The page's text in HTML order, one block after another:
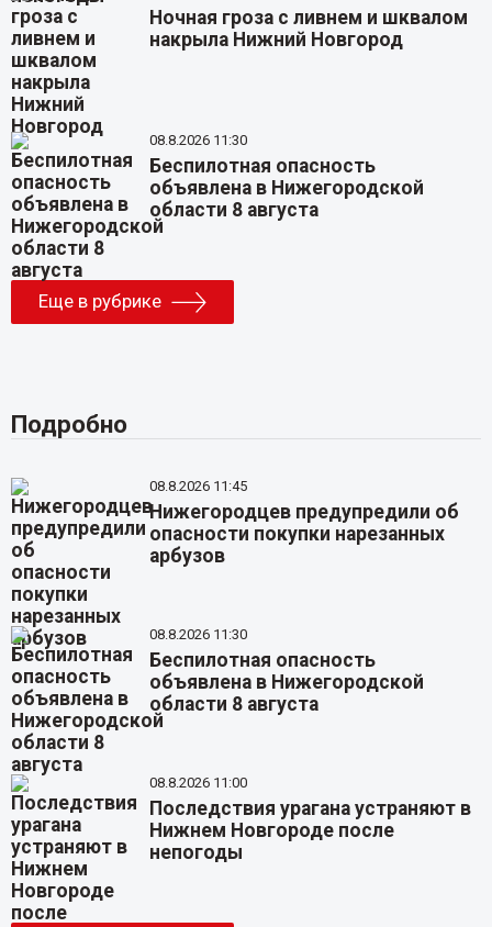
Ночная гроза с ливнем и шквалом
накрыла Нижний Новгород
08.8.2026 11:30
Беспилотная опасность
объявлена в Нижегородской
области 8 августа
Еще в рубрике
Подробно
08.8.2026 11:45
Нижегородцев предупредили об
опасности покупки нарезанных
арбузов
08.8.2026 11:30
Беспилотная опасность
объявлена в Нижегородской
области 8 августа
08.8.2026 11:00
Последствия урагана устраняют в
Нижнем Новгороде после
непогоды